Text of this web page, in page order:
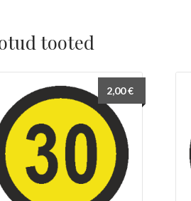
tooted
2,00€